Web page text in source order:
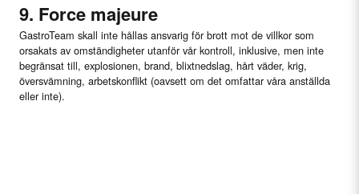
9. Force majeure
GastroTeam skall inte hållas ansvarig för brott mot de villkor som
orsakats av omständigheter utanför vår kontroll, inklusive, men inte
begränsat till, explosionen, brand, blixtnedslag, hårt väder, krig,
översvämning, arbetskonflikt (oavsett om det omfattar våra anställda
eller inte).